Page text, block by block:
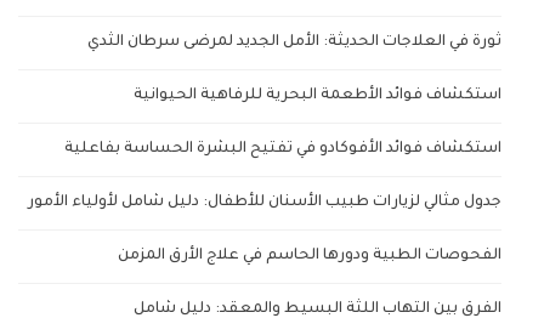
ثورة في العلاجات الحديثة: الأمل الجديد لمرضى سرطان الثدي
استكشاف فوائد الأطعمة البحرية للرفاهية الحيوانية
استكشاف فوائد الأفوكادو في تفتيح البشرة الحساسة بفاعلية
جدول مثالي لزيارات طبيب الأسنان للأطفال: دليل شامل لأولياء الأمور
الفحوصات الطبية ودورها الحاسم في علاج الأرق المزمن
الفرق بين التهاب اللثة البسيط والمعقد: دليل شامل